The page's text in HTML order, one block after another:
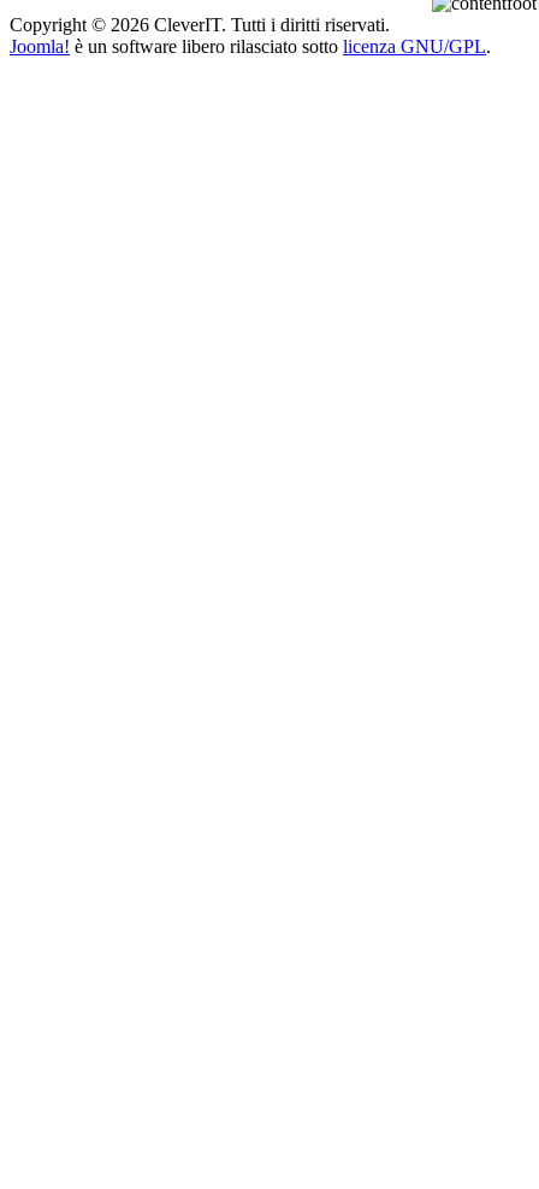
Copyright © 2026 CleverIT. Tutti i diritti riservati.
Joomla! è un software libero rilasciato sotto licenza GNU/GPL.